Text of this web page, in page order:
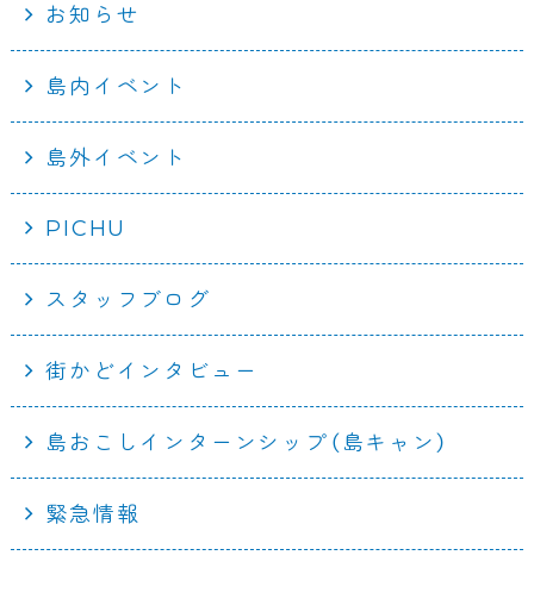
お知らせ
島内イベント
島外イベント
PICHU
スタッフブログ
街かどインタビュー
島おこしインターンシップ（島キャン）
緊急情報